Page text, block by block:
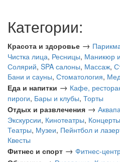
Категории:
Красота и здоровье →
Чистка лица, Ресницы, Маникюр
Солярий, SPA салоны, Массаж,
Бани и сауны, Стоматология,
Еда и напитки → Кафе,
пироги, Бары и клубы, Торты
Отдых и развлечения →
Экскурсии, Кинотеатры,
Театры, Музеи, Пейнтбол и
Квесты
Фитнес и спорт → Фитнес-